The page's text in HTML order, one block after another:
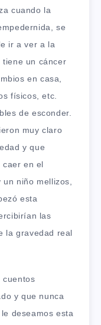
cuando la
se
ir a ver a la
tiene un cáncer
en casa,
físicos, etc.
de esconder.
muy claro
y que
en el
niño mellizos,
esta
las
la gravedad real
cuentos
y que nunca
deseamos esta